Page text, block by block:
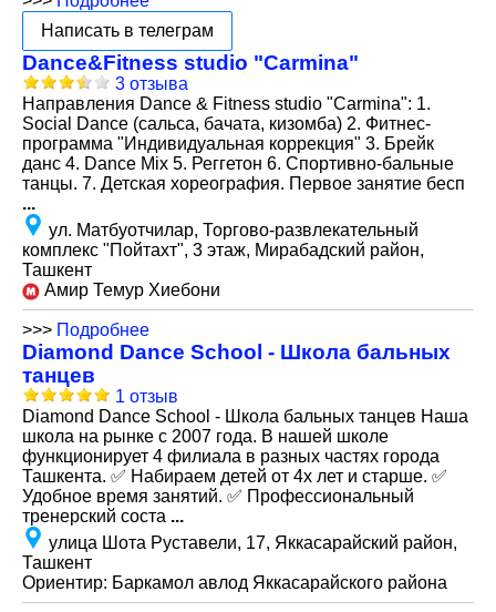
Написать в телеграм
Dance&Fitness studio "Carmina"
3 отзыва
Направления Dance & Fitness studio "Carmina": 1.
Social Dance (сальса, бачата, кизомба) 2. Фитнес-
программа "Индивидуальная коррекция" 3. Брейк
данс 4. Dance Mix 5. Реггетон 6. Спортивно-бальные
танцы. 7. Детская хореография. Первое занятие бесп
...
ул. Матбуотчилар, Торгово-развлекательный
комплекс "Пойтахт", 3 этаж, Мирабадский район,
Ташкент
Амир Темур Хиебони
>>> Подробнее
Diamond Dance School - Школа бальных
танцев
1 отзыв
Diamond Dance School - Школа бальных танцев Наша
школа на рынке с 2007 года. В нашей школе
функционирует 4 филиала в разных частях города
Ташкента. ✅ Набираем детей от 4х лет и старше. ✅
Удобное время занятий. ✅ Профессиональный
тренерский соста ...
улица Шота Руставели, 17, Яккасарайский район,
Ташкент
Ориентир: Баркамол авлод Яккасарайского района